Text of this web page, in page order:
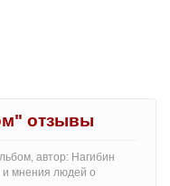
отзывы
автор: Нагибин
мнения людей о